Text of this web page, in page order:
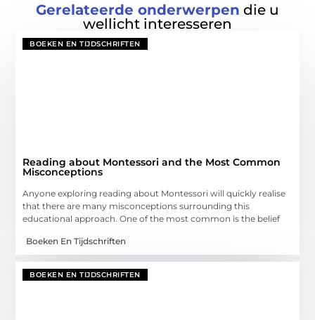
Gerelateerde onderwerpen die u
wellicht interesseren
BOEKEN EN TIJDSCHRIFTEN
Reading about Montessori and the Most Common
Misconceptions
Anyone exploring reading about Montessori will quickly realise
that there are many misconceptions surrounding this
educational approach. One of the most common is the belief
Boeken En Tijdschriften
BOEKEN EN TIJDSCHRIFTEN